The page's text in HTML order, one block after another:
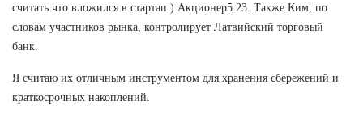
считать что вложился в стартап ) Акционер5 23. Также Ким, по
словам участников рынка, контролирует Латвийский торговый
банк.
Я считаю их отличным инструментом для хранения сбережений и
краткосрочных накоплений.